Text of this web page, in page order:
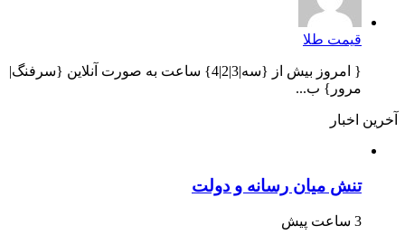
قیمت طلا
{ امروز بیش از {سه|3|2|4} ساعت به صورت آنلاین {سرفنگ|
مرور} ب...
آخرین اخبار
تنش میان رسانه و دولت
3 ساعت پیش